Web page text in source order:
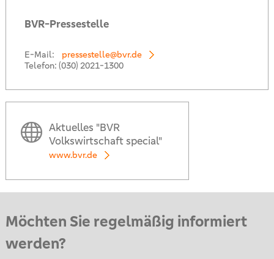
BVR-Pressestelle
E-Mail:
pressestelle@bvr.de
Telefon: (030) 2021-1300
Aktuelles "BVR
Volkswirtschaft special"
www.bvr.de
Möchten Sie regelmäßig informiert
werden?